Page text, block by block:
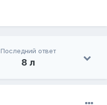
Последний ответ
8 л